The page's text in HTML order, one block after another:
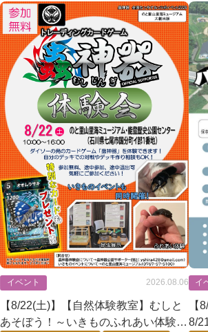
イベント 2026.08.06
【8/22(土)】【自然体験教室】むしと
あそぼう！～いきものふれあい体験
イ
【
8/